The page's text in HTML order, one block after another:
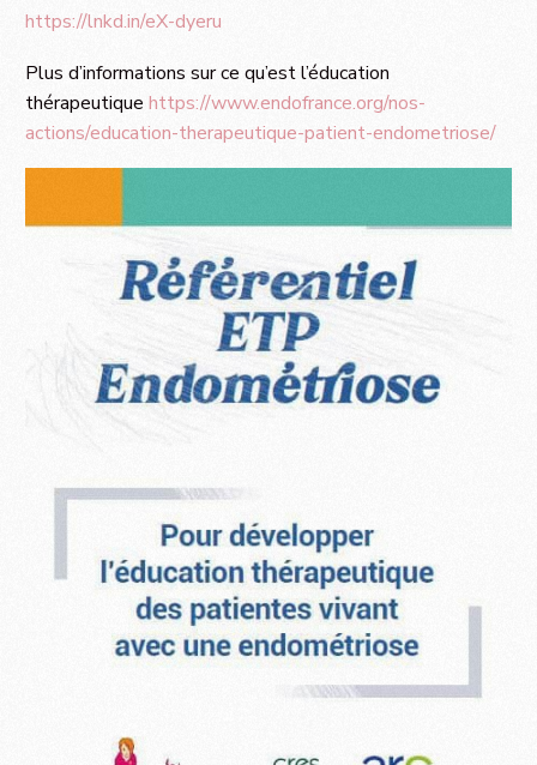
https://lnkd.in/eX-dyeru
Plus d’informations sur ce qu’est l’éducation
thérapeutiquehttps://www.endofrance.org/nos-
actions/education-therapeutique-patient-endometriose/